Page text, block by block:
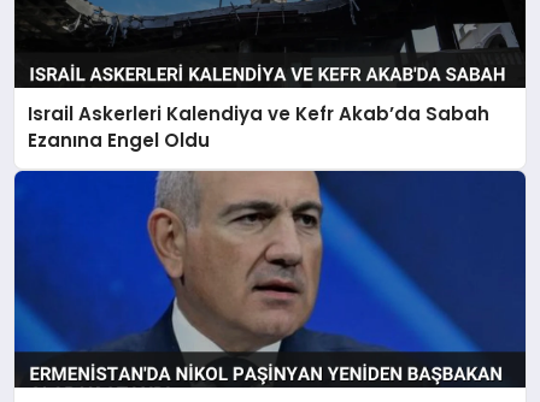
Israil Askerleri Kalendiya ve Kefr Akab’da Sabah
Ezanına Engel Oldu